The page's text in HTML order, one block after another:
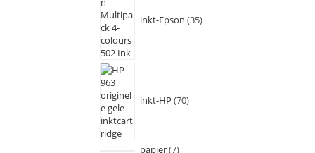
inkt-Epson 35
inkt-HP 70
papier 7